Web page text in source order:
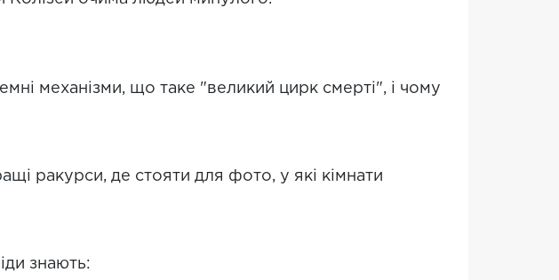
механізми, що таке "великий цирк смерті", і чому
ракурси, де стояти для фото, у які кімнати
знають: